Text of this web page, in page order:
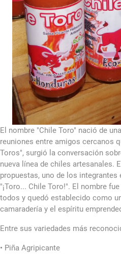
El nombre "Chile Toro" nació de
reuniones entre amigos cercanos
Toros", surgió la conversación
nueva línea de chiles artesanales.
propuestas, uno de los
"¡Toro... Chile Toro!". El nombre
todos y quedó establecido como
camaradería y el espíritu
Entre sus variedades más
• Piña Agripicante